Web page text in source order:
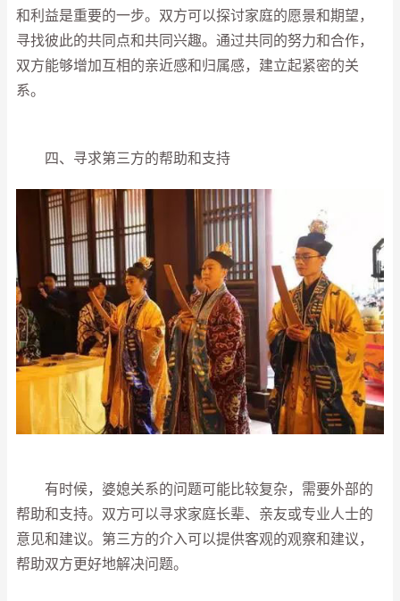
和利益是重要的一步。双方可以探讨家庭的愿景和期望，
寻找彼此的共同点和共同兴趣。通过共同的努力和合作，
双方能够增加互相的亲近感和归属感，建立起紧密的关
系。
四、寻求第三方的帮助和支持
有时候，婆媳关系的问题可能比较复杂，需要外部的
帮助和支持。双方可以寻求家庭长辈、亲友或专业人士的
意见和建议。第三方的介入可以提供客观的观察和建议，
帮助双方更好地解决问题。